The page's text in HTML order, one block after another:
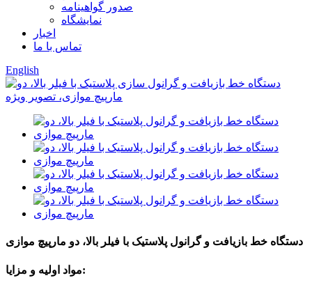
صدور گواهینامه
نمایشگاه
اخبار
تماس با ما
English
دستگاه خط بازیافت و گرانول پلاستیک با فیلر بالا، دو مارپیچ موازی
مواد اولیه و مزایا: